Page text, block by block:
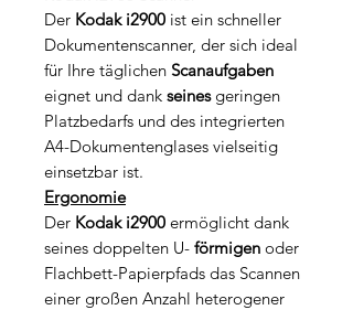
Der Kodak i2900 ist ein schneller
Dokumentenscanner, der sich ideal
für Ihre täglichen Scanaufgaben
eignet und dank seinesgeringen
Platzbedarfs und des integrierten
A4-Dokumentenglases vielseitig
einsetzbar ist.
Ergonomie
Der Kodak i2900 ermöglicht dank
seines doppelten U- förmigen oder
Flachbett-Papierpfads das Scannen
einer großen Anzahl heterogener